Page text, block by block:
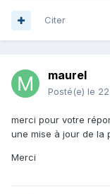
Citer
maurel
Posté(e) le
merci pour votre
une mise à jour de la
Merci